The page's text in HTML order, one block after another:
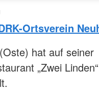
Ortsverein
hat auf seiner
„Zwei